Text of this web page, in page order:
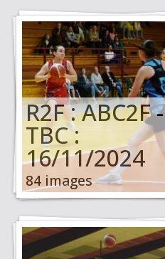
R2F : ABC2F -
TBC :
16/11/2024
84 images